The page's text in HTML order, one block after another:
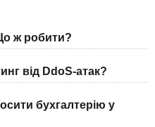
ж робити?
від DdoS-атак?
бухгалтерію у